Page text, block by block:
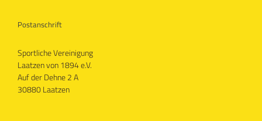
Postanschrift
Sportliche Vereinigung
Laatzen von 1894 e.V.
Auf der Dehne 2 A
30880 Laatzen